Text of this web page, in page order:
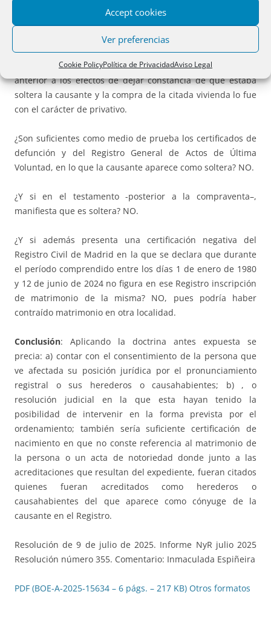
Accept cookies
Ver preferencias
Cookie PolicyPolítica de PrivacidadAviso Legal
estaba soltera; incorporan una certificación negativa del
Registro Civil de Madrid en la que se declara que durante
el período comprendido entre los días 1 de enero de 1980
y 12 de junio de 2024 no figura en ese Registro inscripción
de matrimonio de la misma, y subsanan la escritura
anterior a los efectos de dejar constancia de que estaba
soltera la causante y la compra de la citada vivienda lo fue
con el carácter de privativo.
¿Son suficientes como medio de prueba los certificados de
defunción y del Registro General de Actos de Última
Voluntad, en lo que la causante aparece como soltera? NO.
¿Y si en el testamento -posterior a la compraventa–,
manifiesta que es soltera? NO.
¿Y si además presenta una certificación negativa del
Registro Civil de Madrid en la que se declara que durante
el período comprendido entre los días 1 de enero de 1980
y 12 de junio de 2024 no figura en ese Registro inscripción
de matrimonio de la misma? NO, pues podría haber
contraído matrimonio en otra localidad.
Conclusión: Aplicando la doctrina antes expuesta se
precia: a) contar con el consentimiento de la persona que
ve afectada su posición jurídica por el pronunciamiento
registral o sus herederos o causahabientes; b) , o
resolución judicial en la que esta hayan tenido la
posibilidad de intervenir en la forma prevista por el
ordenamiento; también sería suficiente certificación de
nacimiento en que no conste referencia al matrimonio de
la persona o un acta de notoriedad donde junto a las
acreditaciones que resultan del expediente, fueran citados
quienes fueran acreditados como herederos o
causahabientes del que aparece como cónyuge de la
causante en el Registro.
Resolución de 9 de julio de 2025. Informe NyR julio 2025
Resolución número 355. Comentario: Inmaculada Espiñeira
PDF (BOE-A-2025-15634 – 6 págs. – 217 KB) Otros formatos